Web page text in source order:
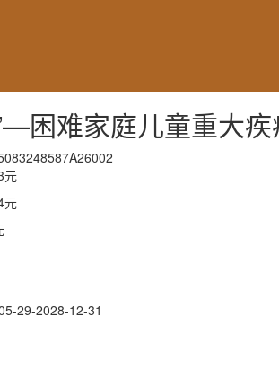
困难家庭儿童重大
元
元
29-2028-12-31